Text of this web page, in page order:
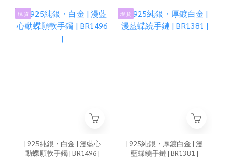
現 貨
| 925純銀・白金 | 漫藍心
動蝶願軟手鐲 | BR1496 |
現 貨
| 925純銀・厚鍍白金 | 漫
藍蝶繞手鏈 | BR1381 |